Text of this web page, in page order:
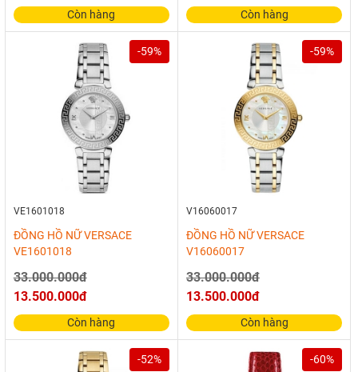
Còn hàng Còn hàng
-59%
VE1601018
ĐỒNG HỒ NỮ VERSACE
VE1601018
33.000.000đ
13.500.000đ
Còn hàng
-59%
V16060017
ĐỒNG HỒ NỮ VERSACE
V16060017
33.000.000đ
13.500.000đ
Còn hàng
-52% -60%